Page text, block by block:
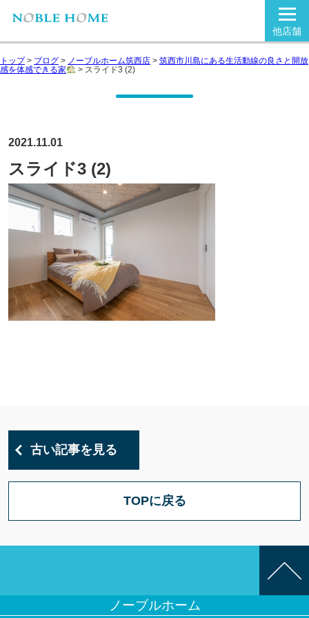
他店舗
トップ> ブログ > ノーブルホーム筑西店 > 筑西市川島にある生活動線の良さと開放
感を体感できる家
> スライド3 (2)
2021.11.01
スライド3 (2)
古い記事を見る
TOPに戻る
ノーブルホーム